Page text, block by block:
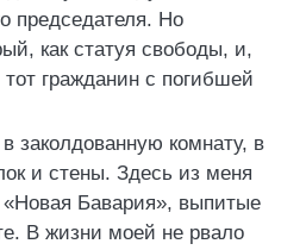
председателя. Но
как статуя свободы, и,
гражданин с погибшей
заколдованную комнату, в
и стены. Здесь из меня
Бавария», выпитые
В жизни моей не рвало